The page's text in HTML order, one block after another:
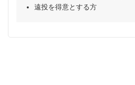
遠投を得意とする方